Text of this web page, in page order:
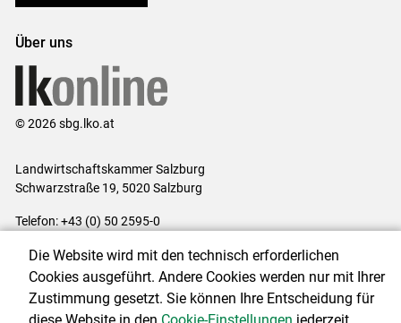
Über uns
© 2026 sbg.lko.at
Landwirtschaftskammer Salzburg
Schwarzstraße 19, 5020 Salzburg
Telefon: +43 (0) 50 2595-0
Impressum|Kontakt|Datenschutzerklärung|Barrierefreiheit|
Cookie-Einstellungen
Die Website wird mit den technisch erforderlichen
Cookies ausgeführt. Andere Cookies werden nur mit Ihrer
Zustimmung gesetzt. Sie können Ihre Entscheidung für